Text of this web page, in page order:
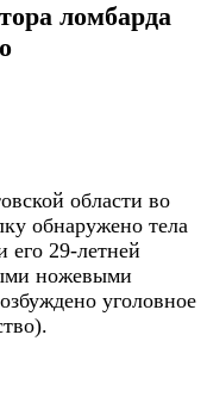
ломбарда
области во
обнаружено тела
его 29-летней
ножевыми
уголовное